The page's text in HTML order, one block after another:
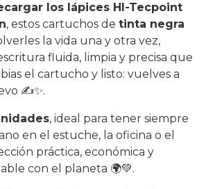
los lápices HI-Tecpoint
, estos cartuchos de tinta negra
la vida una y otra vez,
fluida, limpia y precisa que
el cartucho y listo: vuelves a
✍️✨.
, ideal para tener siempre
en el estuche, la oficina o el
práctica, económica y
con el planeta 🌍💚.